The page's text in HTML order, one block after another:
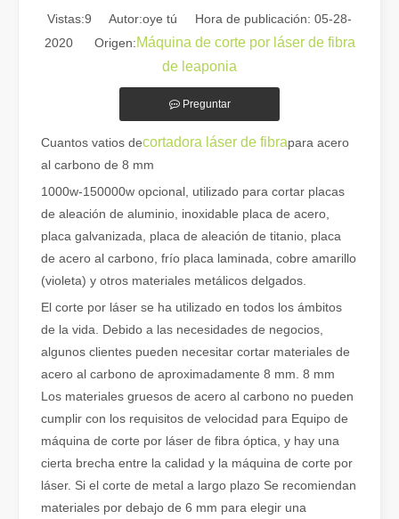
Guía 2026: Cómo las máquinas cortadoras de tubos por láser de fibra están revolucionando la fabricación de tuberías
Guía 2026: Cómo las máquinas cortadoras de tubos por láser
Vistas:9 Autor:oye tú Hora de publicación: 05-28-
2020 Origen:Máquina de corte por láser de fibra
de leaponia
Preguntar
Cuantos vatios decortadora láser de fibrapara acero
al carbono de 8 mm
1000w-150000w opcional, utilizado para cortar placas
de aleación de aluminio, inoxidable placa de acero,
placa galvanizada, placa de aleación de titanio, placa
de acero al carbono, frío placa laminada, cobre amarillo
(violeta) y otros materiales metálicos delgados.
El corte por láser se ha utilizado en todos los ámbitos
de la vida. Debido a las necesidades de negocios,
algunos clientes pueden necesitar cortar materiales de
acero al carbono de aproximadamente 8 mm. 8 mm
Los materiales gruesos de acero al carbono no pueden
cumplir con los requisitos de velocidad para Equipo de
máquina de corte por láser de fibra óptica, y hay una
cierta brecha entre la calidad y la máquina de corte por
láser. Si el corte de metal a largo plazo Se recomiendan
materiales por debajo de 6 mm para elegir una